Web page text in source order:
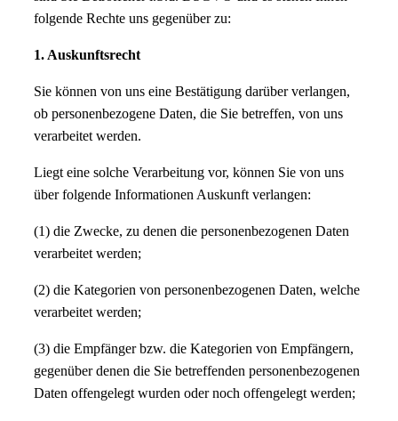
folgende Rechte uns gegenüber zu:
1. Auskunftsrecht
Sie können von uns eine Bestätigung darüber verlangen,
ob personenbezogene Daten, die Sie betreffen, von uns
verarbeitet werden.
Liegt eine solche Verarbeitung vor, können Sie von uns
über folgende Informationen Auskunft verlangen:
(1) die Zwecke, zu denen die personenbezogenen Daten
verarbeitet werden;
(2) die Kategorien von personenbezogenen Daten, welche
verarbeitet werden;
(3) die Empfänger bzw. die Kategorien von Empfängern,
gegenüber denen die Sie betreffenden personenbezogenen
Daten offengelegt wurden oder noch offengelegt werden;